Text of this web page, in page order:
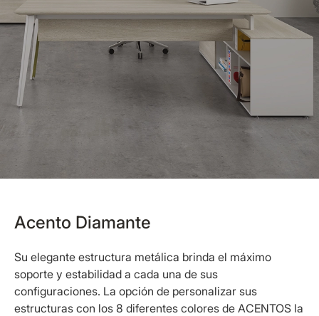
Acento Diamante
Su elegante estructura metálica brinda el máximo
soporte y estabilidad a cada una de sus
configuraciones. La opción de personalizar sus
estructuras con los 8 diferentes colores de ACENTOS la